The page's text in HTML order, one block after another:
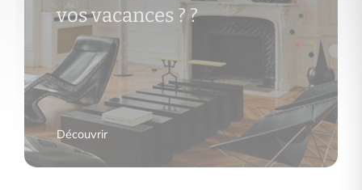
vos vacances ? ?
Découvrir